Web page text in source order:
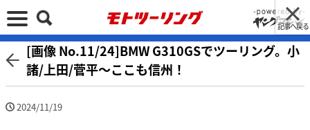
記事へ戻る
[画像 No.11/24]BMW G310GSでツーリング。小
諸/上田/菅平〜ここも信州！
2024/11/19